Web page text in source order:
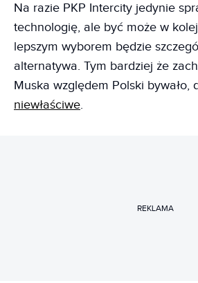
Na razie PKP Intercity jedynie
technologię, ale być może w
lepszym wyborem będzie
alternatywa. Tym bardziej że
Muska względem Polski bywało,
niewłaściwe.
REKLAMA